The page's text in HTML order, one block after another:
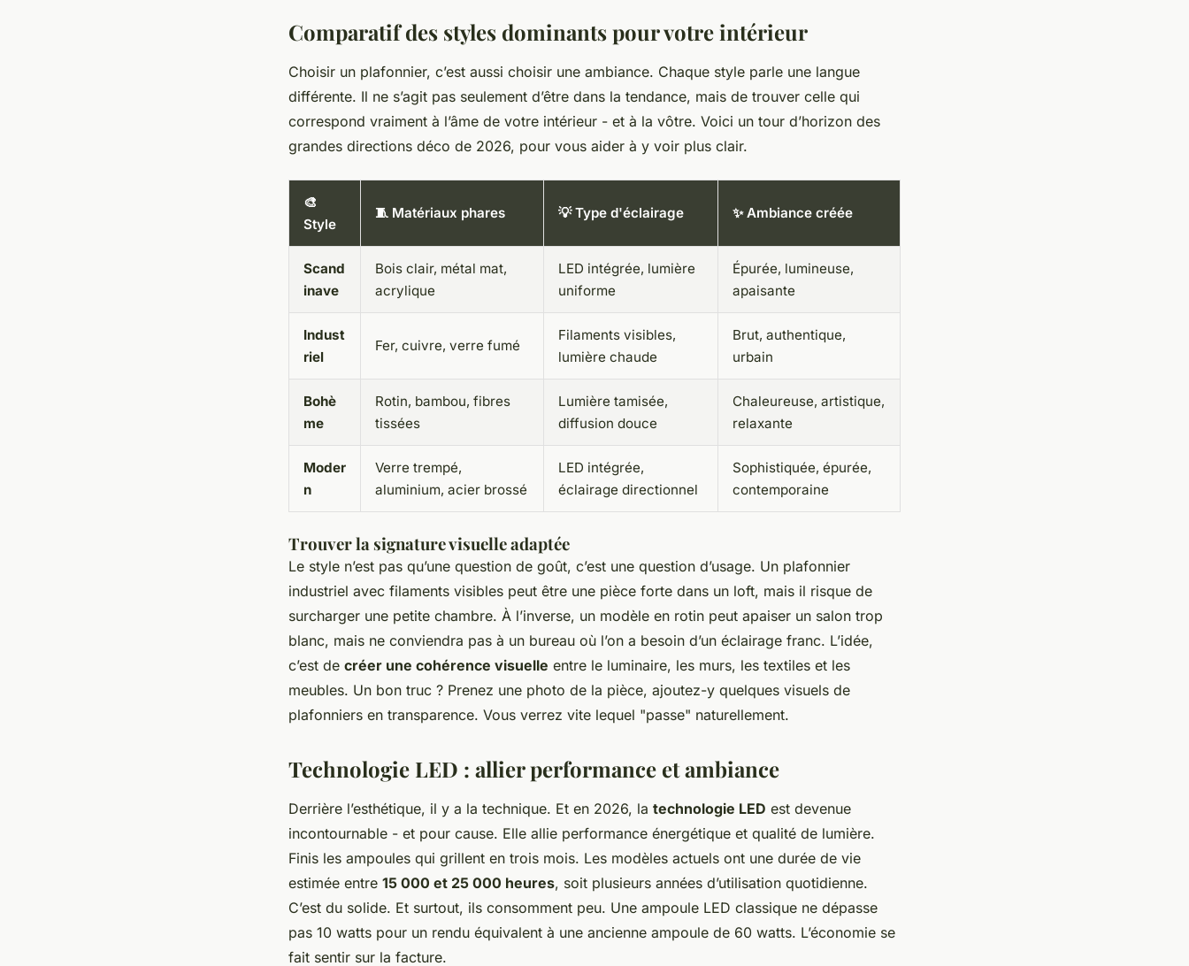
Comparatif des styles dominants pour votre intérieur
Choisir un plafonnier, c’est aussi choisir une ambiance. Chaque style parle une langue
différente. Il ne s’agit pas seulement d’être dans la tendance, mais de trouver celle qui
correspond vraiment à l’âme de votre intérieur - et à la vôtre. Voici un tour d’horizon des
grandes directions déco de 2026, pour vous aider à y voir plus clair.
🎨
Style
🧵 Matériaux phares 💡 Type d'éclairage ✨ Ambiance créée
Scand
inave
Bois clair, métal mat,
acrylique
LED intégrée, lumière
uniforme
Épurée, lumineuse,
apaisante
Indust
riel
Fer, cuivre, verre fumé
Filaments visibles,
lumière chaude
Brut, authentique,
urbain
Bohè
me
Rotin, bambou, fibres
tissées
Lumière tamisée,
diffusion douce
Chaleureuse, artistique,
relaxante
Moder
n
Verre trempé,
aluminium, acier brossé
LED intégrée,
éclairage directionnel
Sophistiquée, épurée,
contemporaine
Trouver la signature visuelle adaptée
Le style n’est pas qu’une question de goût, c’est une question d’usage. Un plafonnier
industriel avec filaments visibles peut être une pièce forte dans un loft, mais il risque de
surcharger une petite chambre. À l’inverse, un modèle en rotin peut apaiser un salon trop
blanc, mais ne conviendra pas à un bureau où l’on a besoin d’un éclairage franc. L’idée,
c’est de créer une cohérence visuelle entre le luminaire, les murs, les textiles et les
meubles. Un bon truc ? Prenez une photo de la pièce, ajoutez-y quelques visuels de
plafonniers en transparence. Vous verrez vite lequel "passe" naturellement.
Technologie LED : allier performance et ambiance
Derrière l’esthétique, il y a la technique. Et en 2026, la technologie LED est devenue
incontournable - et pour cause. Elle allie performance énergétique et qualité de lumière.
Finis les ampoules qui grillent en trois mois. Les modèles actuels ont une durée de vie
estimée entre 15 000 et 25 000 heures, soit plusieurs années d’utilisation quotidienne.
C’est du solide. Et surtout, ils consomment peu. Une ampoule LED classique ne dépasse
pas 10 watts pour un rendu équivalent à une ancienne ampoule de 60 watts. L’économie se
fait sentir sur la facture.